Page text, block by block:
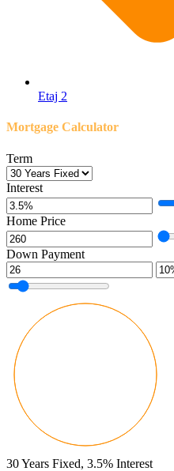
Etaj 2
Mortgage Calculator
Term
Interest
Home Price
Down Payment
30Years Fixed, 3.5% Interest